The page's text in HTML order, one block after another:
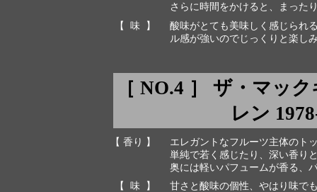
さらに時間をかけると、まった
【 味 】
酸味がとても美味しく感じられ
ル感が強いのでじっくりと楽し
［ NO.4 ］ ザ・マッ
レン
【 香り 】
エレガントなフルーツ主体のト
単純で若く感じたり、深い香り
奥には軽いパフュームが香る、
【 味 】
甘さと酸味の個性、やはり味で